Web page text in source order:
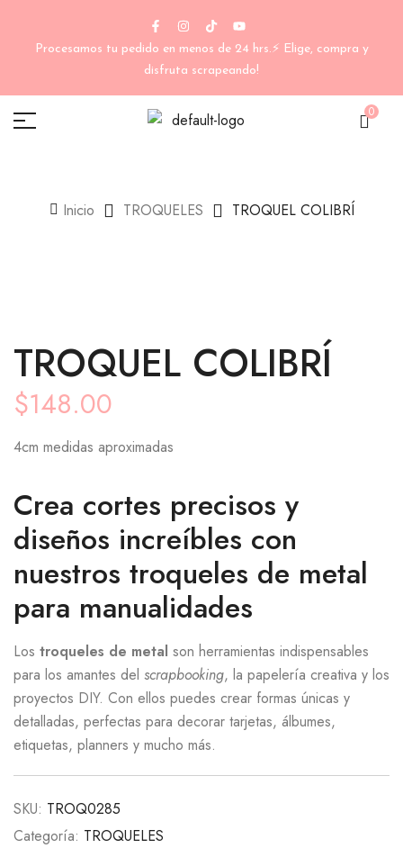
Procesamos tu pedido en menos de 24 hrs.⚡ Elige, compra y
disfruta scrapeando!
0
Inicio TROQUELES TROQUEL COLIBRÍ
TROQUEL COLIBRÍ
$148.00
4cm medidas aproximadas
Crea cortes precisos y
diseños increíbles con
nuestros troqueles de metal
para manualidades
Los troqueles de metal son herramientas indispensables
para los amantes del scrapbooking, la papelería creativa y los
proyectos DIY. Con ellos puedes crear formas únicas y
detalladas, perfectas para decorar tarjetas, álbumes,
etiquetas, planners y mucho más.
SKU: TROQ0285
Categoría: TROQUELES